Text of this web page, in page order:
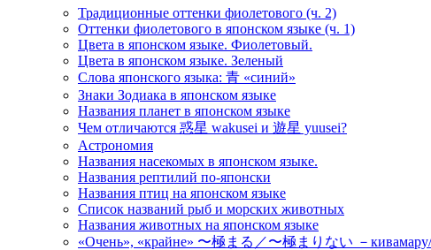
Традиционные оттенки фиолетового (ч. 2)
Оттенки фиолетового в японском языке (ч. 1)
Цвета в японском языке. Фиолетовый.
Цвета в японском языке. Зеленый
Слова японского языка: 青 «синий»
Знаки Зодиака в японском языке
Названия планет в японском языке
Чем отличаются 惑星 wakusei и 遊星 yuusei?
Астрономия
Названия насекомых в японском языке.
Названия рептилий по-японски
Названия птиц на японском языке
Список названий рыб и морских животных
Названия животных на японском языке
«Очень», «крайне» 〜極まる／〜極まりない －